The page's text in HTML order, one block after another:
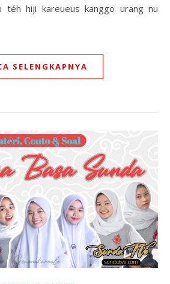
téh hiji kareueus kanggo urang nu
SELENGKAPNYA